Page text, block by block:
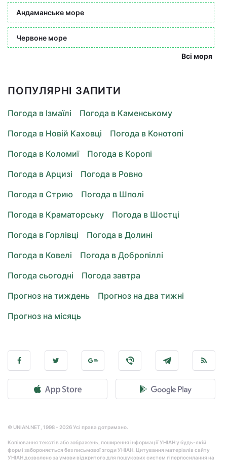
Андаманське море
Червоне море
Всі моря
ПОПУЛЯРНІ ЗАПИТИ
Погода в Ізмаїлі
Погода в Каменському
Погода в Новій Каховці
Погода в Конотопі
Погода в Коломиї
Погода в Коропі
Погода в Арцизі
Погода в Ровно
Погода в Стрию
Погода в Шполі
Погода в Краматорську
Погода в Шостці
Погода в Горлівці
Погода в Долині
Погода в Ковелі
Погода в Добропіллі
Погода сьогодні
Погода завтра
Прогноз на тиждень
Прогноз на два тижні
Прогноз на місяць
© UNIAN.NET, 1998 - 2026 Усі права дотримано.
Копіювання текстів або зображень, поширення інформації УНІАН у будь-якій
формі забороняється без письмової згоди УНІАН. Цитування матеріалів сайту
УНІАН дозволено за умови відкритого для пошукових систем гіперпосилання на